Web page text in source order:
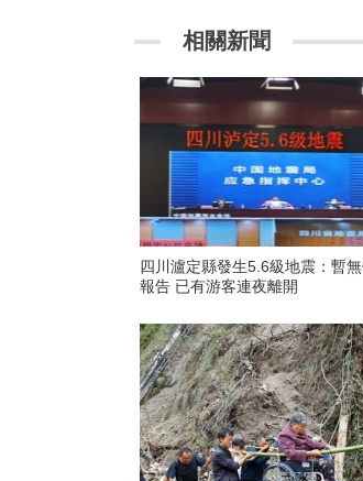
相關新聞
四川瀘定縣發生5.6級地震：暫
報告 已有游客連夜離開